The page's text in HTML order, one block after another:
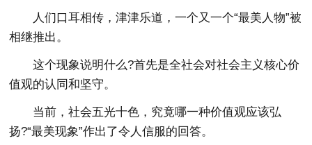
人们口耳相传，津津乐道，一个又一个“最美人物”被
相继推出。
这个现象说明什么?首先是全社会对社会主义核心价
值观的认同和坚守。
当前，社会五光十色，究竟哪一种价值观应该弘
扬?“最美现象”作出了令人信服的回答。